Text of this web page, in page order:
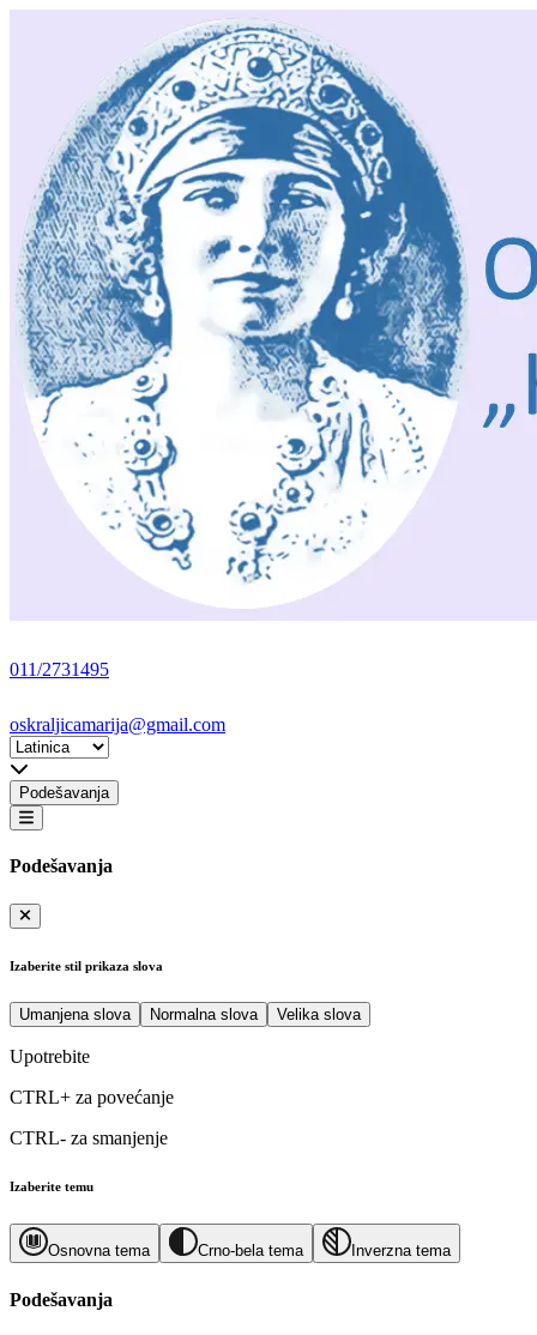
011/2731495
oskraljicamarija@gmail.com
Podešavanja
Podešavanja
Izaberite stil prikaza slova
Umanjena slova Normalna slova Velika slova
Upotrebite
CTRL+ za povećanje
CTRL- za smanjenje
Izaberite temu
Osnovna tema Crno-bela tema Inverzna tema
Podešavanja